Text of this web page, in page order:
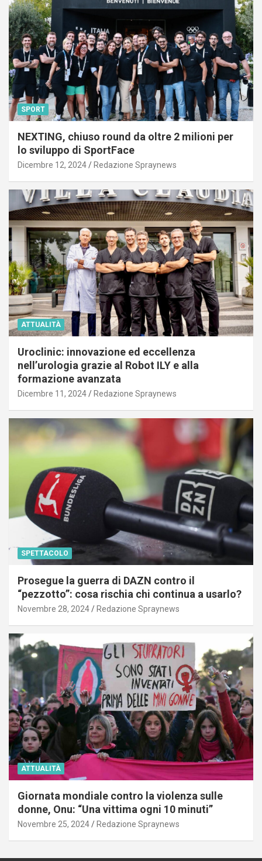
SPORT
NEXTING, chiuso round da oltre 2 milioni per
lo sviluppo di SportFace
Dicembre 12, 2024 Redazione Spraynews
ATTUALITÀ
Uroclinic: innovazione ed eccellenza
nell’urologia grazie al Robot ILY e alla
formazione avanzata
Dicembre 11, 2024 Redazione Spraynews
SPETTACOLO
Prosegue la guerra di DAZN contro il
“pezzotto”: cosa rischia chi continua a usarlo?
Novembre 28, 2024 Redazione Spraynews
ATTUALITÀ
Giornata mondiale contro la violenza sulle
donne, Onu: “Una vittima ogni 10 minuti”
Novembre 25, 2024 Redazione Spraynews